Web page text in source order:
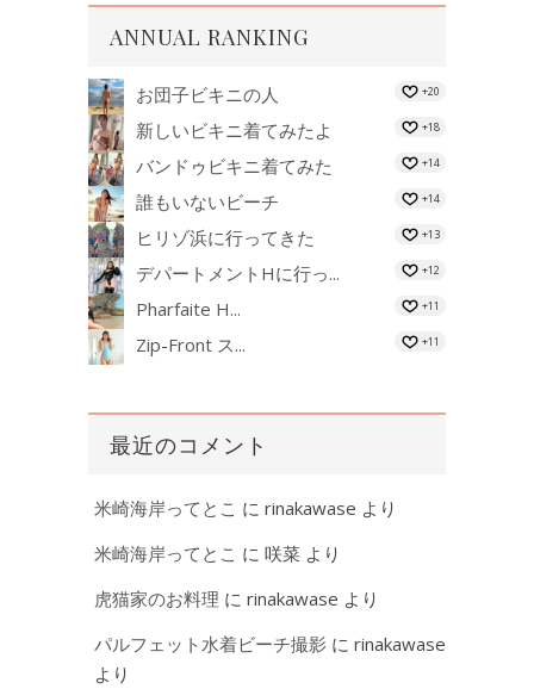
ANNUAL RANKING
お団子ビキニの人 +20
新しいビキニ着てみたよ +18
バンドゥビキニ着てみた +14
誰もいないビーチ +14
ヒリゾ浜に行ってきた +13
デパートメントHに行っ... +12
Pharfaite H... +11
Zip-Front ス... +11
最近のコメント
米崎海岸ってとこ に rinakawase より
米崎海岸ってとこ に 咲菜 より
虎猫家のお料理 に rinakawase より
パルフェット水着ビーチ撮影 に rinakawase
より